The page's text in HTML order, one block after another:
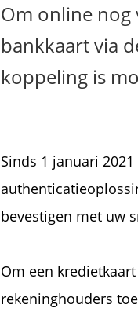
Om online nog
bankkaart via
koppeling is
Sinds 1 januari
bevestigen met uw
Om een
rekeninghouders